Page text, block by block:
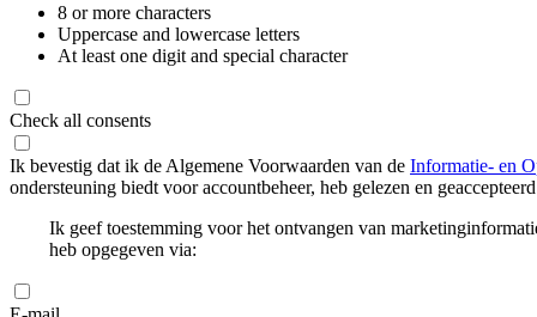
8 or more characters
Uppercase and lowercase letters
At least one digit and special character
Check all consents
Ik bevestig dat ik de Algemene Voorwaarden van de Informatie- en
ondersteuning biedt voor accountbeheer, heb gelezen en
Ik geef toestemming voor het ontvangen van
heb opgegeven via: